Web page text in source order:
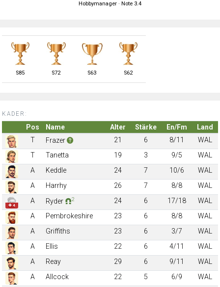
Hobbymanager · Note 3.4
S85 S72 S63 S62
KADER:
Pos Name Alter Stärke En/Fm
Land
T
Frazer 21 6 8/11
WAL
T
Tanetta 19 3 9/5
WAL
A
Keddle 24 7 10/6
WAL
A
Harrhy 26 7 8/8 WAL
✚ 4
A Ryder 2 24 6 17/18
WAL
A
Pembrokeshire 23 6 8/8
WAL
A
Griffiths 23 6 3/7
WAL
A
Ellis 22 6 4/11
WAL
A
Reay 29 6 9/11
WAL
A
Allcock 22 5 6/9
WAL